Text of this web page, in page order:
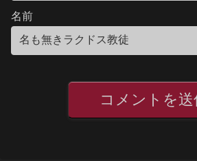
名前